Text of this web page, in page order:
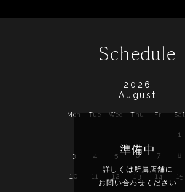
Schedule
2026
August
Mon Tue Wed Thu Fri Sat
1
3 4 5 6 7 8
10 11 12 13 14 15
準備中
詳しくは所属店舗に
お問い合わせください